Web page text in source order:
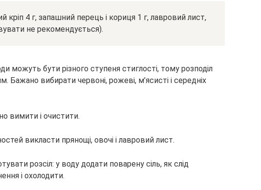
кріп 4 г, запашний перець і кориця 1 г, лавровий лист,
не рекомендується).
можуть бути різного ступеня стиглості, тому розподіл
Бажано вибирати червоні, рожеві, м’ясисті і середніх
вимити і очистити.
викласти прянощі, овочі і лавровий лист.
розсіл: у воду додати поварену сіль, як слід
і охолодити.